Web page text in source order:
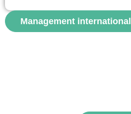
methods...
voir
Management international